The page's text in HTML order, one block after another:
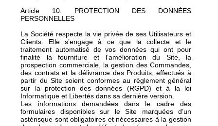
Article 10. PROTECTION DES DONNÉES
PERSONNELLES
La Société respecte la vie privée de ses Utilisateurs et
Clients. Elle s’engage à ce que la collecte et le
traitement automatisé de vos données qui ont pour
finalité la fourniture et l’amélioration du Site, la
prospection commerciale, la gestion des Commandes,
des contrats et la délivrance des Produits, effectués à
partir du Site soient conformes au règlement général
sur la protection des données (RGPD) et à la loi
Informatique et Libertés dans sa dernière version.
Les informations demandées dans le cadre des
formulaires disponibles sur le Site marquées d’un
astérisque sont obligatoires et nécessaires à la gestion